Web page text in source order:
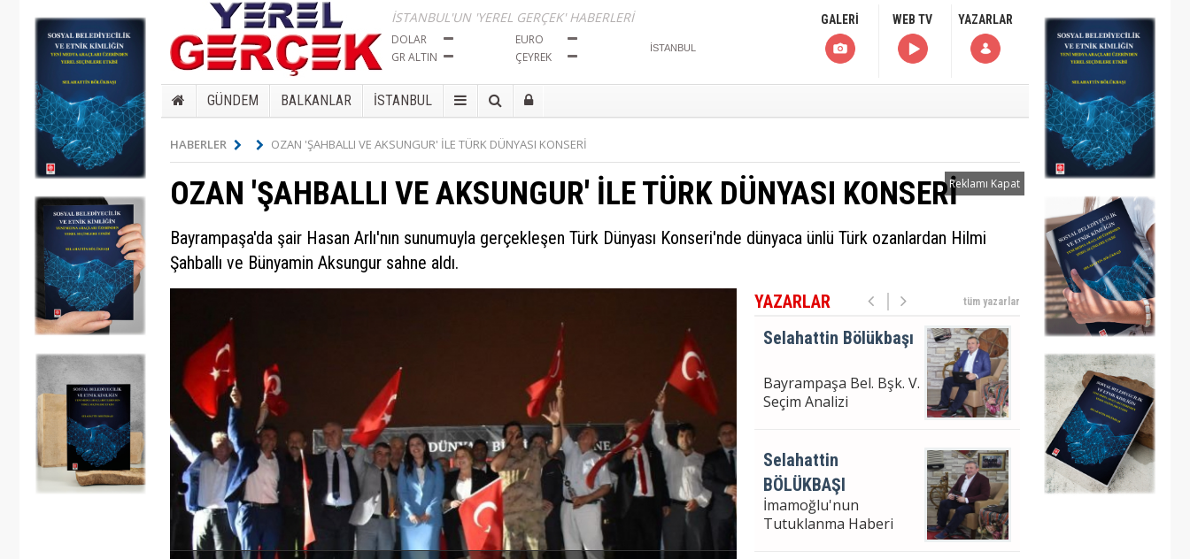
İSTANBUL'UN 'YEREL GERÇEK' HABERLERİ
DOLAR
EURO
GR ALTIN
ÇEYREK
GALERİ WEB TV YAZARLAR
GÜNDEM BALKANLAR İSTANBUL
HABERLER OZAN 'ŞAHBALLI VE AKSUNGUR' İLE TÜRK DÜNYASI KONSERİ
Reklamı Kapat
OZAN 'ŞAHBALLI VE AKSUNGUR' İLE TÜRK DÜNYASI KONSERİ
Bayrampaşa'da şair Hasan Arlı'nın sunumuyla gerçekleşen Türk Dünyası Konseri'nde dünyaca ünlü Türk ozanlardan Hilmi
Şahballı ve Bünyamin Aksungur sahne aldı.
YAZARLAR tüm yazarlar
İmamoğlu'nun
Tutuklanma Haberi
Seçim Analizi
BÖLÜKBAŞI
Bayrampaşa Bel. Bşk. V.
Seçim Analizi
Selahattin Bölükbaşı
İmamoğlu'nun
Tutuklanma Haberi
Selahattin
BÖLÜKBAŞI